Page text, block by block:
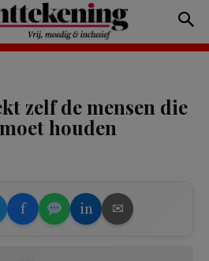
zelf de mensen die
houden
f in ✉